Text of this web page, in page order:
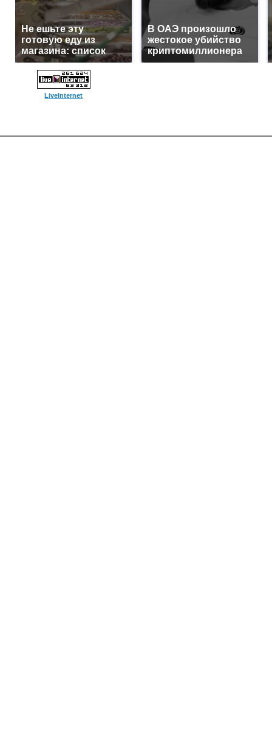
Не ешьте эту
готовую еду из
магазина: список
В ОАЭ произошло
жестокое убийство
криптомиллионера
LiveInternet